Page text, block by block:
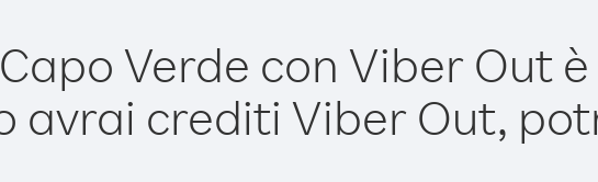
Verde con Viber Out
avrai crediti Viber Out,